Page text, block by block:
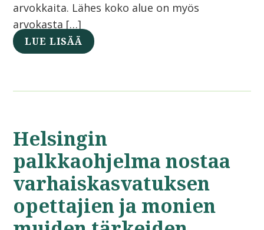
arvokkaita. Lähes koko alue on myös
arvokasta […]
LUE LISÄÄ
Helsingin
palkkaohjelma nostaa
varhaiskasvatuksen
opettajien ja monien